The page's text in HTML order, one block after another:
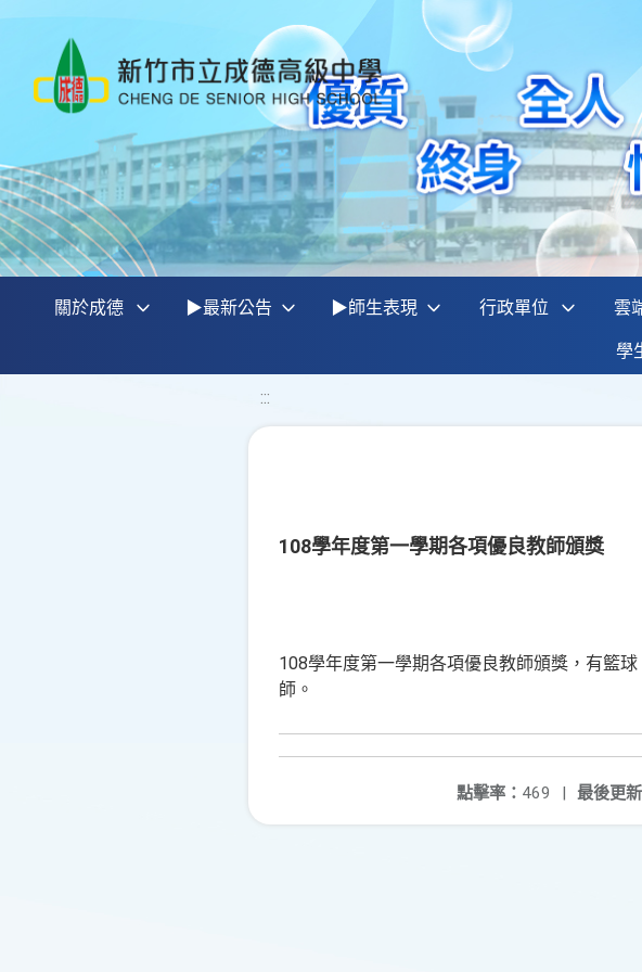
關於成德 ▶最新公告 ▶師生表現 行政單位 雲
學
:::
108學年度第一學期各項優良教師頒獎
108學年度第一學期各項優良教師頒獎，有籃
師。
最後更
點擊率： 469 |